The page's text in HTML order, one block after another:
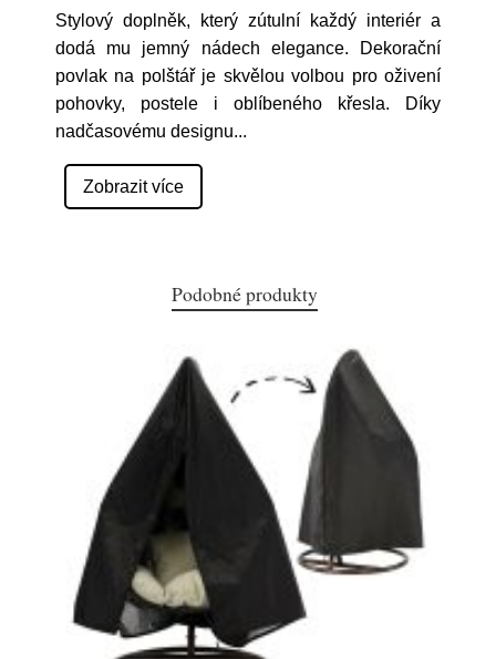
Stylový doplněk, který zútulní každý interiér a
dodá mu jemný nádech elegance. Dekorační
povlak na polštář je skvělou volbou pro oživení
pohovky, postele i oblíbeného křesla. Díky
nadčasovému designu...
Zobrazit více
Podobné produkty